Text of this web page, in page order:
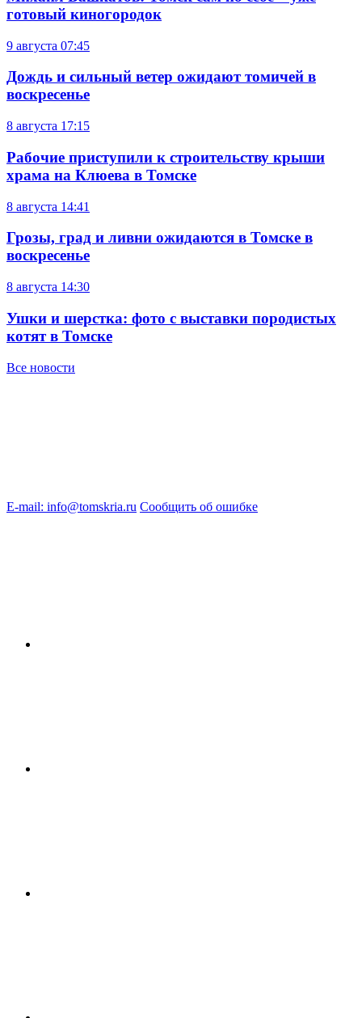
готовый киногородок
9 августа 07:45
Дождь и сильный ветер ожидают томичей в
воскресенье
8 августа 17:15
Рабочие приступили к строительству крыши
храма на Клюева в Томске
8 августа 14:41
Грозы, град и ливни ожидаются в Томске в
воскресенье
8 августа 14:30
Ушки и шерстка: фото с выставки породистых
котят в Томске
Все новости
E-mail: info@tomskria.ru Сообщить об ошибке